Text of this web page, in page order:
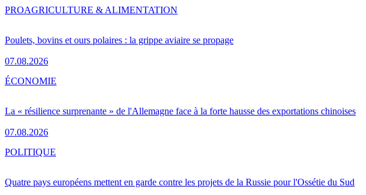
Poulets, bovins et ours polaires : la grippe aviaire se propage
07.08.2026
PROAGRICULTURE & ALIMENTATION
La « résilience surprenante » de l'Allemagne face à la forte hausse des exportations chinoises
07.08.2026
ÉCONOMIE
Quatre pays européens mettent en garde contre les projets de la Russie pour l'Ossétie du Sud
POLITIQUE